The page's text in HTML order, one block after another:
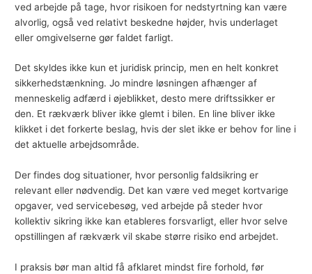
ved arbejde på tage, hvor risikoen for nedstyrtning kan være
alvorlig, også ved relativt beskedne højder, hvis underlaget
eller omgivelserne gør faldet farligt.
Det skyldes ikke kun et juridisk princip, men en helt konkret
sikkerhedstænkning. Jo mindre løsningen afhænger af
menneskelig adfærd i øjeblikket, desto mere driftssikker er
den. Et rækværk bliver ikke glemt i bilen. En line bliver ikke
klikket i det forkerte beslag, hvis der slet ikke er behov for line i
det aktuelle arbejdsområde.
Der findes dog situationer, hvor personlig faldsikring er
relevant eller nødvendig. Det kan være ved meget kortvarige
opgaver, ved servicebesøg, ved arbejde på steder hvor
kollektiv sikring ikke kan etableres forsvarligt, eller hvor selve
opstillingen af rækværk vil skabe større risiko end arbejdet.
I praksis bør man altid få afklaret mindst fire forhold, før